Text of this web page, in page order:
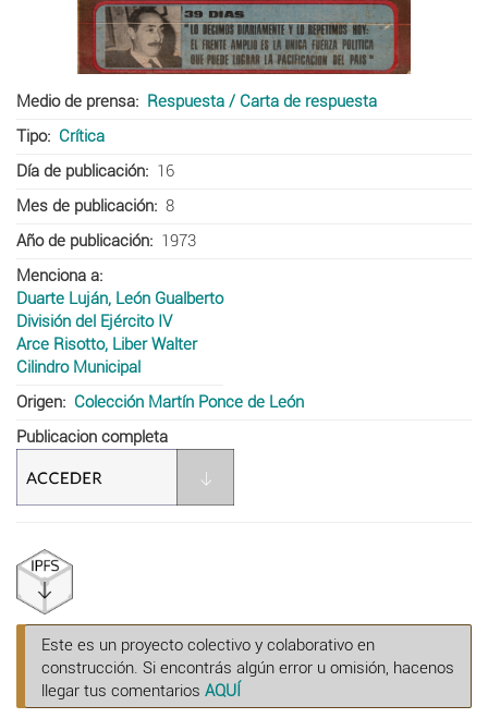
Medio de prensa
Respuesta / Carta de respuesta
Tipo
Crítica
Día de publicación
16
Mes de publicación
8
Año de publicación
1973
Menciona a
Duarte Luján, León Gualberto
División del Ejército IV
Arce Risotto, Liber Walter
Cilindro Municipal
Origen
Colección Martín Ponce de León
Publicacion completa
Este es un proyecto colectivo y colaborativo en
construcción. Si encontrás algún error u omisión, hacenos
llegar tus comentarios AQUÍ